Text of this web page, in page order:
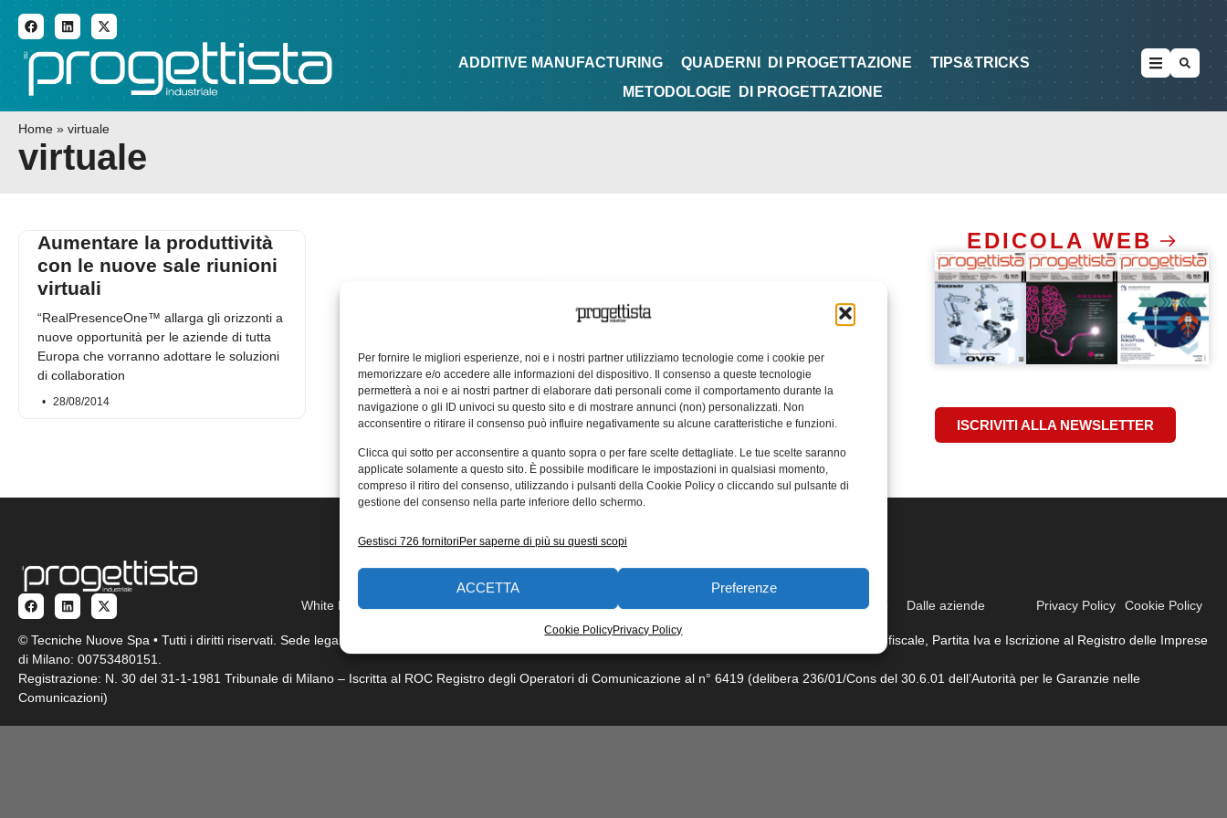
Per fornire le migliori esperienze, noi e i nostri partner utilizziamo tecnologie come i cookie per
memorizzare e/o accedere alle informazioni del dispositivo. Il consenso a queste tecnologie
permetterà a noi e ai nostri partner di elaborare dati personali come il comportamento durante la
navigazione o gli ID univoci su questo sito e di mostrare annunci (non) personalizzati. Non
acconsentire o ritirare il consenso può influire negativamente su alcune caratteristiche e funzioni.
Clicca qui sotto per acconsentire a quanto sopra o per fare scelte dettagliate. Le tue scelte saranno
applicate solamente a questo sito. È possibile modificare le impostazioni in qualsiasi momento,
compreso il ritiro del consenso, utilizzando i pulsanti della Cookie Policy o cliccando sul pulsante di
gestione del consenso nella parte inferiore dello schermo.
Gestisci 726 fornitoriPer saperne di più su questi scopi
ACCETTA Preferenze
Cookie PolicyPrivacy Policy
ADDITIVE MANUFACTURING QUADERNI DI PROGETTAZIONE TIPS&TRICKS METODOLOGIE DI PROGETTAZIONE
ADDITIVE MANUFACTURING QUADERNI DI PROGETTAZIONE
TIPS&TRICKS
METODOLOGIE
DI PROGETTAZIONE
Home » virtuale
virtuale
Aumentare la produttività
con le nuove sale riunioni
virtuali
“RealPresenceOne™ allarga gli orizzonti a
nuove opportunità per le aziende di tutta
Europa che vorranno adottare le soluzioni
di collaboration
28/08/2014
EDICOLA WEB
ISCRIVITI ALLA NEWSLETTER
White Paper Calendario eventi Video Dalle aziende Privacy Policy Cookie Policy
© Tecniche Nuove Spa • Tutti i diritti riservati. Sede legale: Via Eritrea 21 – 20157 Milano. Capitale sociale: 5.000.000 euro interamente versati. Codice fiscale, Partita Iva e Iscrizione al Registro delle Imprese
di Milano: 00753480151.
Registrazione: N. 30 del 31-1-1981 Tribunale di Milano – Iscritta al ROC Registro degli Operatori di Comunicazione al n° 6419 (delibera 236/01/Cons del 30.6.01 dell’Autorità per le Garanzie nelle
Comunicazioni)